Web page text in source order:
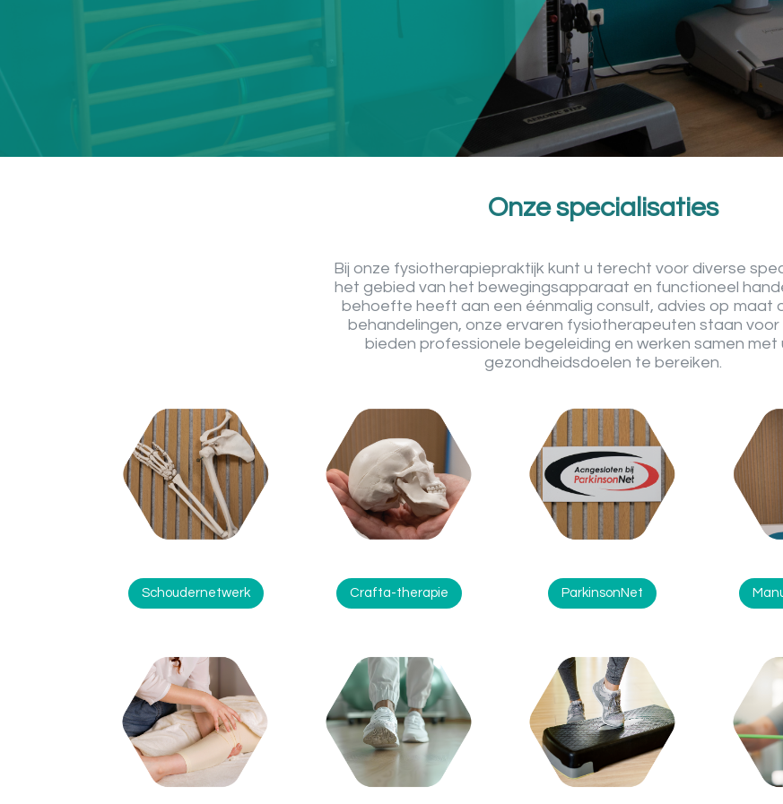
Onze specialisaties
Bij onze fysiotherapiepraktijk kunt u terecht voor diverse
het gebied van het bewegingsapparaat en functioneel
behoefte heeft aan een éénmalig consult, advies op maat
behandelingen, onze ervaren fysiotherapeuten staan voor
bieden professionele begeleiding en werken samen met
gezondheidsdoelen te bereiken.
Schoudernetwerk Crafta-therapie ParkinsonNet